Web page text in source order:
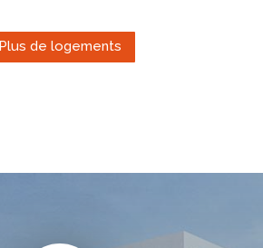
Plus de logements